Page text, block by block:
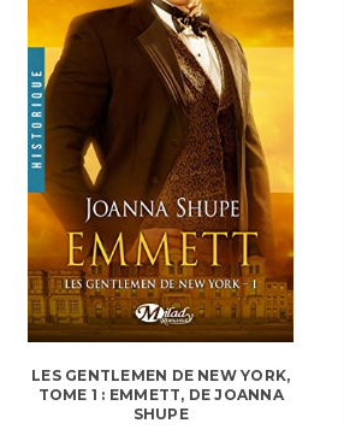
LES GENTLEMEN DE NEW YORK,
TOME 1 : EMMETT, DE JOANNA
SHUPE